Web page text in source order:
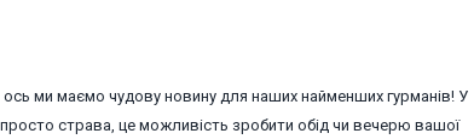
ми маємо чудову новину для наших найменших гурманів! У
страва, це можливість зробити обід чи вечерю вашої